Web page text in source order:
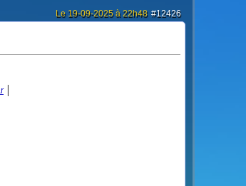
#12426
Le 19-09-2025 à 22h48
|